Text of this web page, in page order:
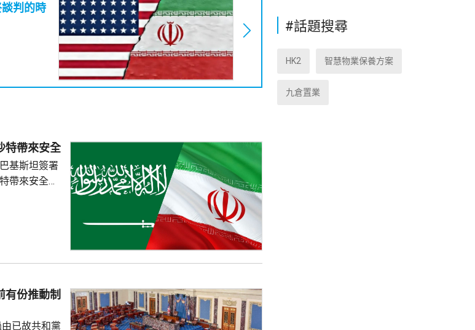
判的時
特帶來安全
基斯坦簽署
帶來安全。
美國
聯合防務協
攻擊，...
有份推動制
已故共和黨
#話題搜尋
HK2 智慧物業保養方案
九倉置業